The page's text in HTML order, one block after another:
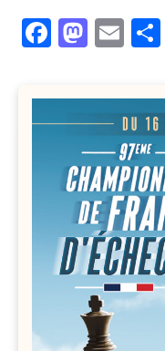
Facebook